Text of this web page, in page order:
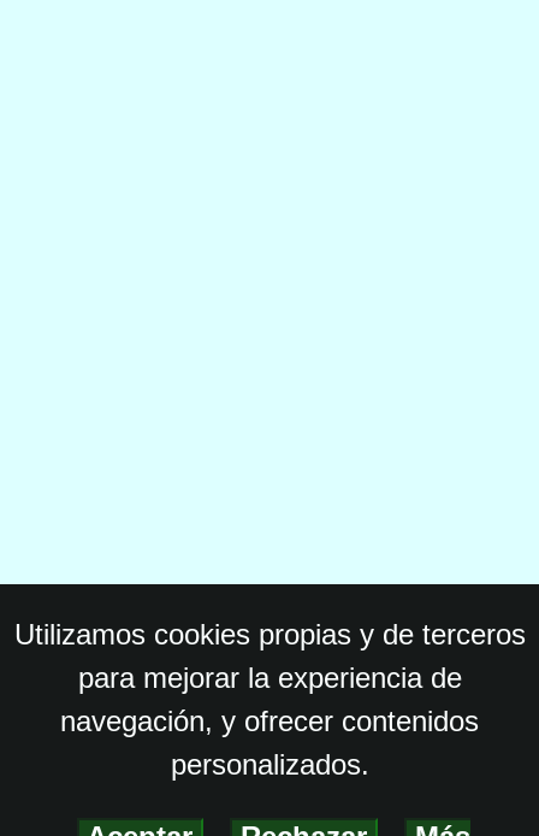
Utilizamos cookies propias y de terceros
para mejorar la experiencia de
navegación, y ofrecer contenidos
personalizados.